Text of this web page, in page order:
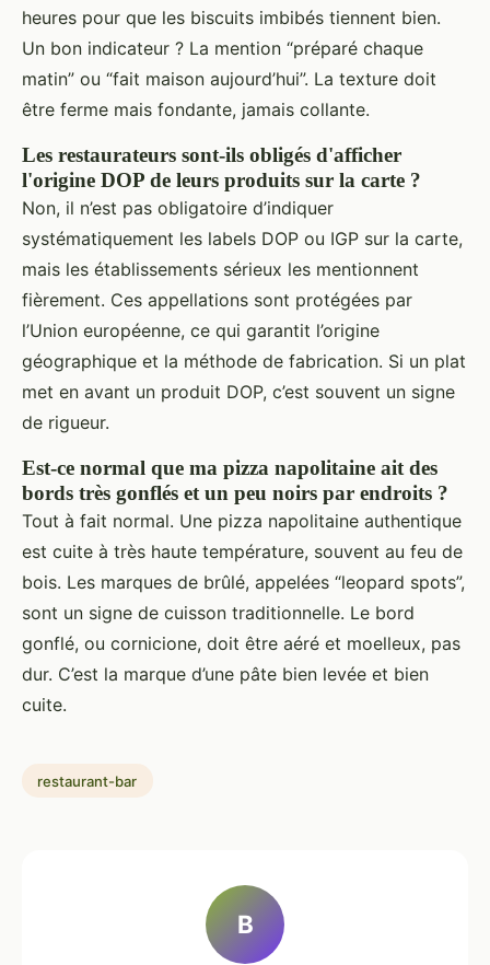
heures pour que les biscuits imbibés tiennent bien.
Un bon indicateur ? La mention “préparé chaque
matin” ou “fait maison aujourd’hui”. La texture doit
être ferme mais fondante, jamais collante.
Les restaurateurs sont-ils obligés d'afficher
l'origine DOP de leurs produits sur la carte ?
Non, il n’est pas obligatoire d’indiquer
systématiquement les labels DOP ou IGP sur la carte,
mais les établissements sérieux les mentionnent
fièrement. Ces appellations sont protégées par
l’Union européenne, ce qui garantit l’origine
géographique et la méthode de fabrication. Si un plat
met en avant un produit DOP, c’est souvent un signe
de rigueur.
Est-ce normal que ma pizza napolitaine ait des
bords très gonflés et un peu noirs par endroits ?
Tout à fait normal. Une pizza napolitaine authentique
est cuite à très haute température, souvent au feu de
bois. Les marques de brûlé, appelées “leopard spots”,
sont un signe de cuisson traditionnelle. Le bord
gonflé, ou cornicione, doit être aéré et moelleux, pas
dur. C’est la marque d’une pâte bien levée et bien
cuite.
restaurant-bar
B